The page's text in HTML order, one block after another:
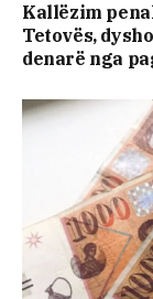
Kallëzim
Tetovës,
denarë nga